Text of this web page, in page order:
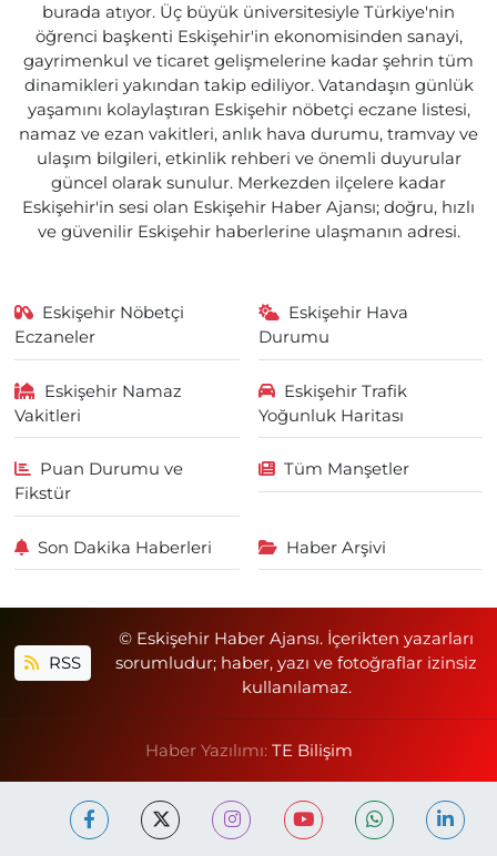
burada atıyor. Üç büyük üniversitesiyle Türkiye'nin
öğrenci başkenti Eskişehir'in ekonomisinden sanayi,
gayrimenkul ve ticaret gelişmelerine kadar şehrin tüm
dinamikleri yakından takip ediliyor. Vatandaşın günlük
yaşamını kolaylaştıran Eskişehir nöbetçi eczane listesi,
namaz ve ezan vakitleri, anlık hava durumu, tramvay ve
ulaşım bilgileri, etkinlik rehberi ve önemli duyurular
güncel olarak sunulur. Merkezden ilçelere kadar
Eskişehir'in sesi olan Eskişehir Haber Ajansı; doğru, hızlı
ve güvenilir Eskişehir haberlerine ulaşmanın adresi.
Eskişehir Nöbetçi
Eczaneler
Eskişehir Hava
Durumu
Eskişehir Namaz
Vakitleri
Eskişehir Trafik
Yoğunluk Haritası
Puan Durumu ve
Fikstür
Tüm Manşetler
Son Dakika Haberleri Haber Arşivi
RSS
© Eskişehir Haber Ajansı. İçerikten yazarları
sorumludur; haber, yazı ve fotoğraflar izinsiz
kullanılamaz.
Haber Yazılımı: TE Bilişim